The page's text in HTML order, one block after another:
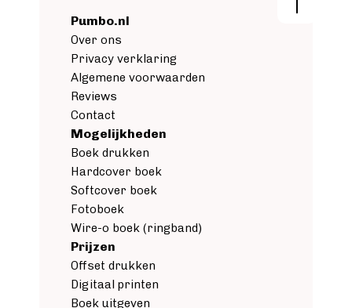
Pumbo.nl
Over ons
Privacy verklaring
Algemene voorwaarden
Reviews
Contact
Mogelijkheden
Boek drukken
Hardcover boek
Softcover boek
Fotoboek
Wire-o boek (ringband)
Prijzen
Offset drukken
Digitaal printen
Boek uitgeven